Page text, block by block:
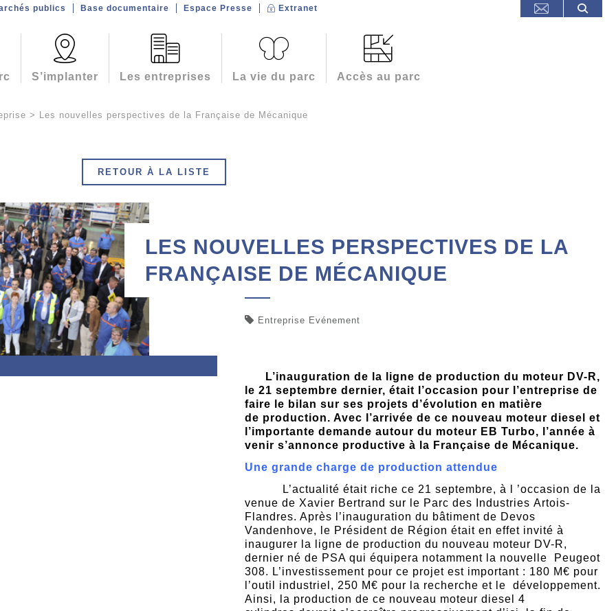
S’implanter Les entreprises La vie du parc Accès au parc
publics Base documentaire Espace Presse Extranet
> Les nouvelles perspectives de la Française de Mécanique
RETOUR À LA LISTE
LES NOUVELLES PERSPECTIVES DE LA
FRANÇAISE DE MÉCANIQUE
Entreprise Evénement
L’inauguration de la ligne de production du moteur DV-R,
le 21 septembre dernier, était l’occasion pour l’entreprise de
faire le bilan sur ses projets d’évolution en matière
de production. Avec l’arrivée de ce nouveau moteur diesel et
l’importante demande autour du moteur EB Turbo, l’année à
venir s’annonce productive à la Française de Mécanique.
Une grande charge de production attendue
L’actualité était riche ce 21 septembre, à l ’occasion de la
venue de Xavier Bertrand sur le Parc des Industries Artois-
Flandres. Après l’inauguration du bâtiment de Devos
Vandenhove, le Président de Région était en effet invité à
inaugurer la ligne de production du nouveau moteur DV-R,
dernier né de PSA qui équipera notamment la nouvelle Peugeot
308. L’investissement pour ce projet est important : 180 M€ pour
l’outil industriel, 250 M€ pour la recherche et le développement.
Ainsi, la production de ce nouveau moteur diesel 4